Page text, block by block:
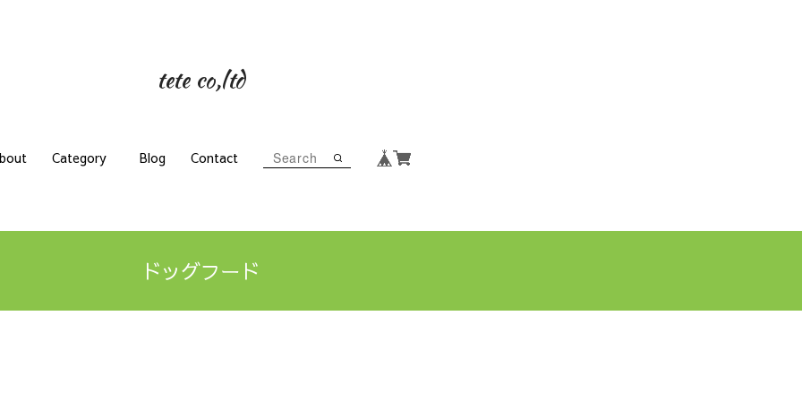
tete co,ltd
Category Blog Contact
ドッグフード